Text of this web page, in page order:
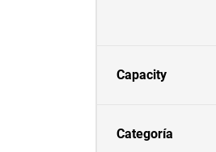
Capacity
Categoría